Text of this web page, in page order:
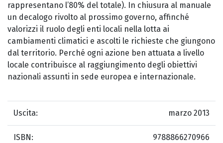
rappresentano l’80% del totale). In chiusura al manuale
un decalogo rivolto al prossimo governo, affinché
valorizzi il ruolo degli enti locali nella lotta ai
cambiamenti climatici e ascolti le richieste che giungono
dal territorio. Perché ogni azione ben attuata a livello
locale contribuisce al raggiungimento degli obiettivi
nazionali assunti in sede europea e internazionale.
Uscita: marzo 2013
ISBN: 9788866270966